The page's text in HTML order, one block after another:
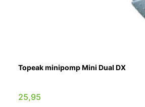
Topeak minipomp Mini Dual DX
25,95